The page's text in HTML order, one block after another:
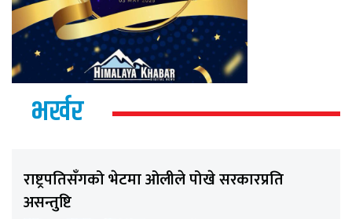
भर्खर
राष्ट्रपतिसँगको भेटमा ओलीले पोखे सरकारप्रति
असन्तुष्टि